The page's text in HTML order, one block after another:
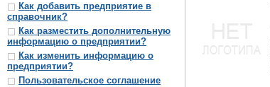
Как добавить предприятие в
справочник?
Как разместить дополнительную
информацию о предприятии?
Как изменить информацию о
предприятии?
Пользовательское соглашение